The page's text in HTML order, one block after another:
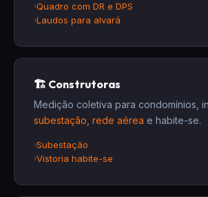
Quadro com DR e DPS
Laudos para alvará
🏗️ Construtoras
Medição coletiva para condomínios,
subestação rede aérea e habite-se.
Subestação
Vistoria habite-se